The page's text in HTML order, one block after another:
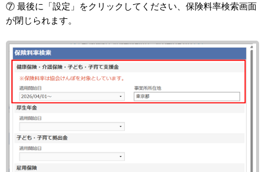
⑦ 最後に「設定」をクリックしてください、保険料率検索画面
が閉じられます。